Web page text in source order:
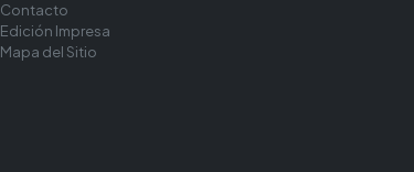
Contacto
Edición Impresa
Mapa del Sitio